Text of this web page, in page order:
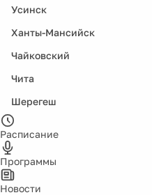
Усинск
Ханты-Мансийск
Чайковский
Чита
Шерегеш
Расписание
Программы
Новости